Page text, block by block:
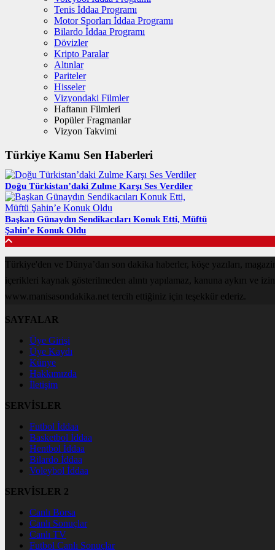
Tenis İddaa Programı
Motor Sporları İddaa Programı
Bilardo İddaa Programı
Dövizler
Kripto Paralar
Altınlar
Pariteler
Hisseler
Vizyondaki Filmler
Haftanın Filmleri
Popüler Fragmanlar
Vizyon Takvimi
Türkiye Kamu Sen Haberleri
Doğu Türkistan’daki Zulme Karşı Ses Verdiler
Başkan Günaydın Sendikacıları Konuk Etti, Müftü
Şahin’e Konuk Oldu
Türkiye'den ve Dünya’dan son dakika haberler, köşe yazıları,
içerikleri kaynak gösterilmeden alıntı yapılamaz, kanuna aykırı ve
www.manisasondakika.net tercih ettiğiniz için teşekkür ederiz.
SAYFALAR
Üye Girişi
Üye Kaydı
Künye
Hakkımızda
İletişim
SERVİSLER
Futbol İddaa
Basketbol İddaa
Hentbol İddaa
Bilardo İddaa
Voleybol İddaa
SERVİSLER 2
Canlı Borsa
Canlı Sonuçlar
Canlı TV
Futbol Canlı Sonuçlar